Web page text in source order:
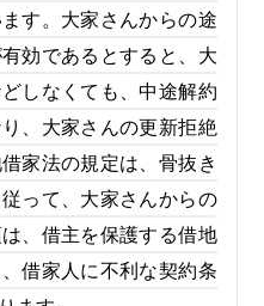
す。大家さんからの途
効であるとすると、大
しなくても、中途解約
、大家さんの更新拒絶
家法の規定は、骨抜き
って、大家さんからの
、借主を保護する借地
借家人に不利な契約条